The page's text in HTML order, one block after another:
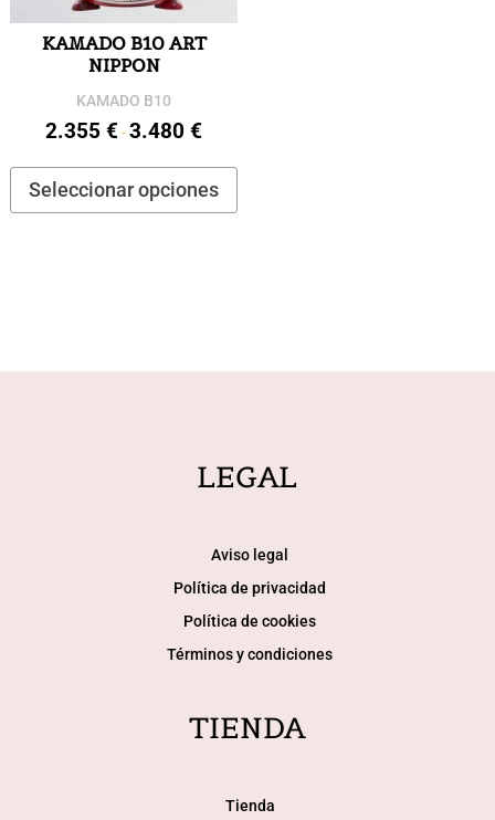
KAMADO B10 ART
NIPPON
KAMADO B10
2.355€ -3.480€
precios:
desde
Seleccionar opciones
tiene
la
producto
LEGAL
Aviso legal
Política de privacidad
Política de cookies
Términos y condiciones
TIENDA
Tienda